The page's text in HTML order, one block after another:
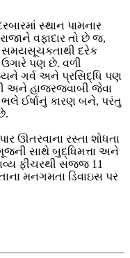
સ્થાન પામનાર
વફાદાર તો છે જ,
સમયસૂચકતાથી દરેક
પણ છે. વળી
ગર્વ અને પ્રસિદ્ધિ પણ
અને હાજરજવાબી જેવા
ભલે ઈર્ષાનું કારણ બને, પરંતુ
ઊતરવાના રસ્તા શોધતા
સાથે બુદ્ધિમત્તા અને
ફીચરથી સજ્જ 11
મનગમતા ડિવાઇસ પર